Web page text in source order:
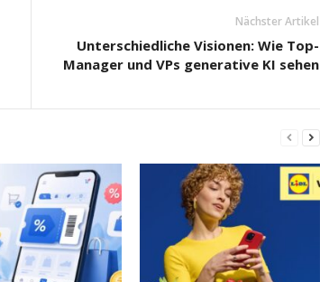
Nächster Artikel
Unterschiedliche Visionen: Wie Top-
Manager und VPs generative KI sehen